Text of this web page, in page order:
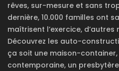
rêves, sur-mesure et sans
dernière, 10.000 familles ont
maîtrisent l’exercice, d’autres
Découvrez les auto-
ça soit une maison-
contemporaine, un